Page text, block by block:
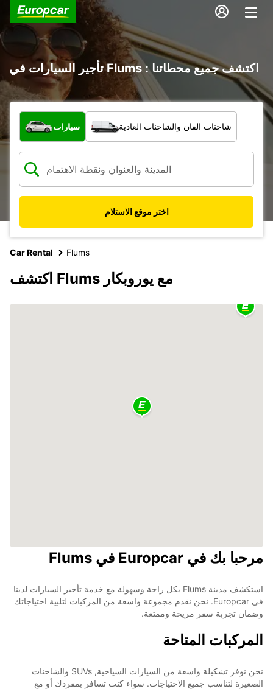
تأجير السيارات في Flums : اكتشف جميع محطاتنا
ما نوع المركبة؟
سيارات شاحنات الفان والشاحنات العادية
اختر موقع الاستلام
Car Rental Flums
اكتشف Flums مع يوروبكار
مرحبا بك في Europcar في Flums
استكشف مدينة Flums بكل راحة وسهولة مع خدمة تأجير السيارات لدينا
في Europcar. نحن نقدم مجموعة واسعة من المركبات لتلبية احتياجاتك
وضمان تجربة سفر مريحة وممتعة.
المركبات المتاحة
نحن نوفر تشكيلة واسعة من السيارات السياحية, SUVs والشاحنات
الصغيرة لتناسب جميع الاحتياجات. سواء كنت تسافر بمفردك أو مع